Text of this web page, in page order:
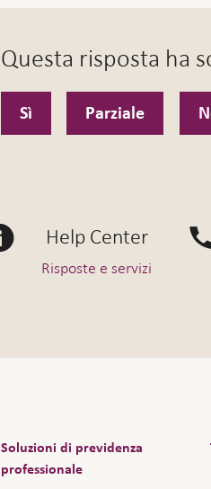
Questa risposta ha
Sì Parziale
Help Center
Risposte e servizi
Soluzioni di previdenza
professionale